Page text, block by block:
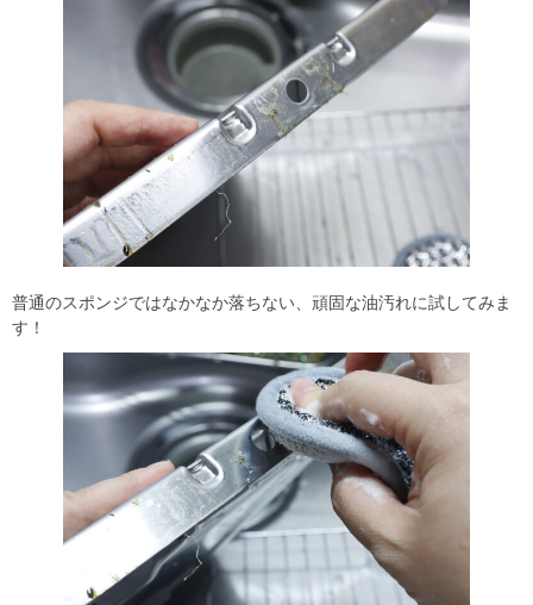
普通のスポンジではなかなか落ちない、頑固な油汚れに試してみま
す！